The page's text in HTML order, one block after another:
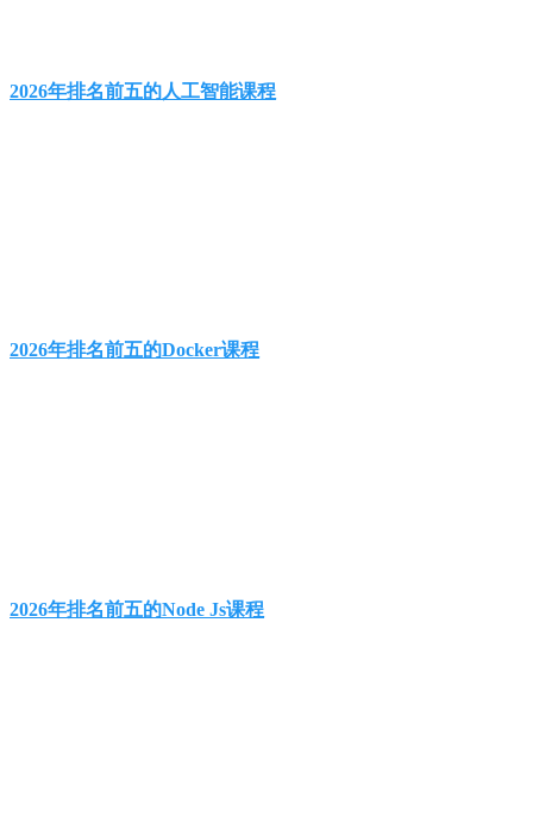
2026年排名前五的人工智能课程
2026年排名前五的Docker课程
2026年排名前五的Node Js课程